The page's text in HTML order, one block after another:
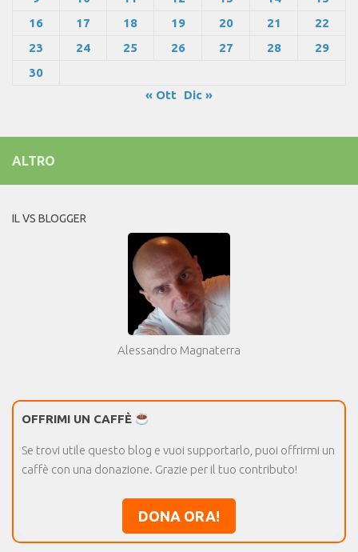
16
17 18 19 20 21
22
23
24 25 26 27 28
29
30
« Ott
Dic »
ALTRO
IL VS BLOGGER
Alessandro Magnaterra
OFFRIMI UN CAFFÈ
Se trovi utile questo blog e vuoi supportarlo, puoi offrirmi un
caffè con una donazione. Grazie per il tuo contributo!
DONA ORA!